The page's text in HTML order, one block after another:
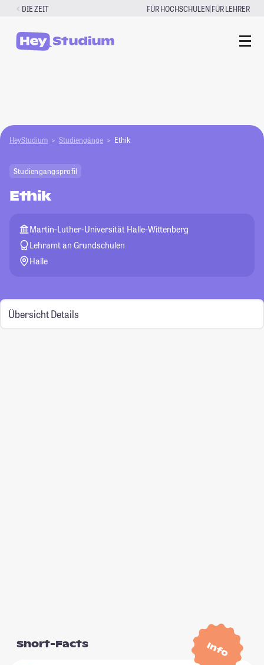
Zum
springen
DIE ZEIT FÜR HOCHSCHULEN|FÜR LEHRER
HeyStudium Studiengänge Ethik
Studiengangsprofil
Ethik
Martin-Luther-Universität Halle-Wittenberg
Lehramt an Grundschulen
Halle
Übersicht Details
Info
Short-Facts